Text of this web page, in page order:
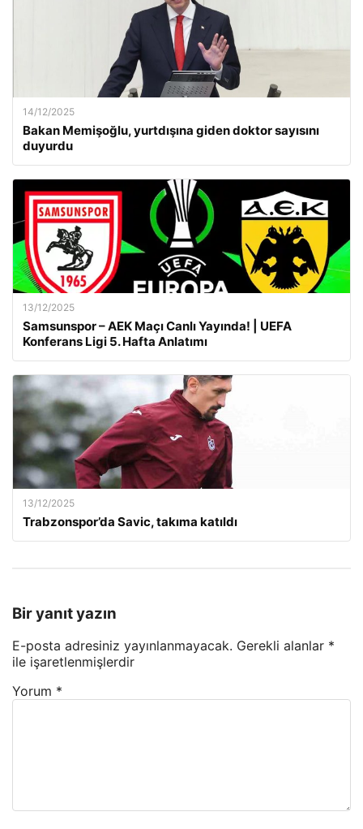
14/12/2025
Bakan Memişoğlu, yurtdışına giden doktor sayısını
duyurdu
13/12/2025
Samsunspor – AEK Maçı Canlı Yayında! | UEFA
Konferans Ligi 5. Hafta Anlatımı
13/12/2025
Trabzonspor’da Savic, takıma katıldı
Bir yanıt yazın
E-posta adresiniz yayınlanmayacak. Gerekli alanlar *
ile işaretlenmişlerdir
Yorum *